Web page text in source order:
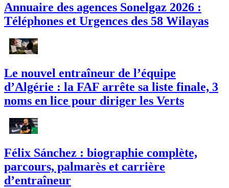
Annuaire des agences Sonelgaz 2026 :
Téléphones et Urgences des 58 Wilayas
Le nouvel entraîneur de l’équipe
d’Algérie : la FAF arrête sa liste finale, 3
noms en lice pour diriger les Verts
Félix Sánchez : biographie complète,
parcours, palmarès et carrière
d’entraîneur